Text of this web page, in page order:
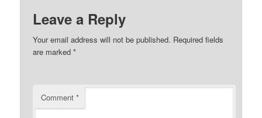
Leave a Reply
Your email address will not be published. Required fields
are marked*
Comment*